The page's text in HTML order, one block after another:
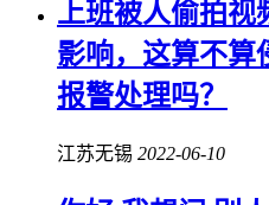
上班被人偷拍视
影响，这算不算
报警处理吗？
江苏无锡 2022-06-10